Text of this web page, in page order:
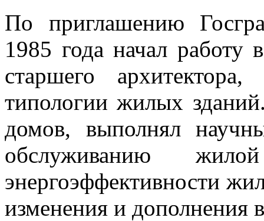
По приглашению
1985 года начал
старшего
типологии жилых
домов, выполнял
обслуживанию
энергоэффективности
изменения и